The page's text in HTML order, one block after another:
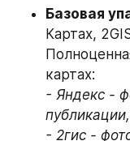
Базовая
Картах,
картах:
- Яндекс -
- 2гис -